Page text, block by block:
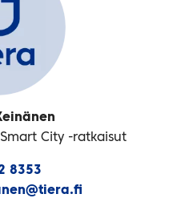
City -ratkaisut
8353